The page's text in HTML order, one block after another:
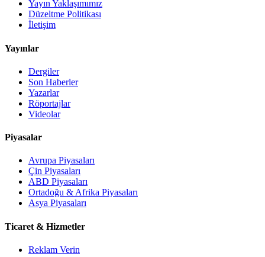
Yayın Yaklaşımımız
Düzeltme Politikası
İletişim
Yayınlar
Dergiler
Son Haberler
Yazarlar
Röportajlar
Videolar
Piyasalar
Avrupa Piyasaları
Çin Piyasaları
ABD Piyasaları
Ortadoğu & Afrika Piyasaları
Asya Piyasaları
Ticaret & Hizmetler
Reklam Verin